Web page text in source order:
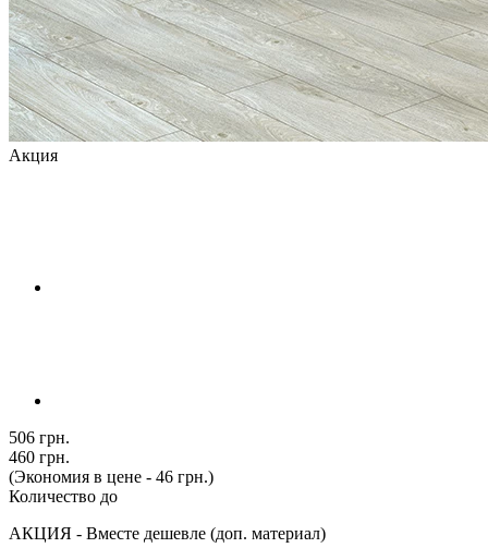
Акция
506 грн.
460 грн.
(Экономия в цене - 46 грн.)
Количество до
АКЦИЯ - Вместе дешевле (доп. материал)